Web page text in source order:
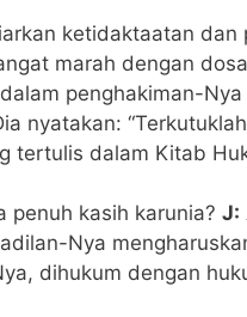
ketidaktaatan
marah dengan
penghakiman-
nyatakan:
tertulis dalam Kitab
penuh kasih karunia? J:
Nya
dihukum dengan